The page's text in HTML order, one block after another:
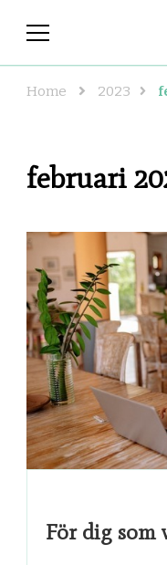
Home 2023
februari
För dig